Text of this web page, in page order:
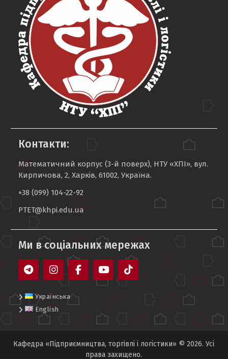
Контакти:
Математичний корпус (3-й поверх), НТУ «ХПІ», вул.
Кирпичова, 2, Харків, 61002, Україна.
+38 (099) 104-22-92
PTET@khpi.edu.ua
Ми в соцiальних мережах
Telegram FacebookYouTube
TikTok
Українська
English
Кафедра «Підприємництва, торгівлі і логістики» © 2026. Усі
права захищено.